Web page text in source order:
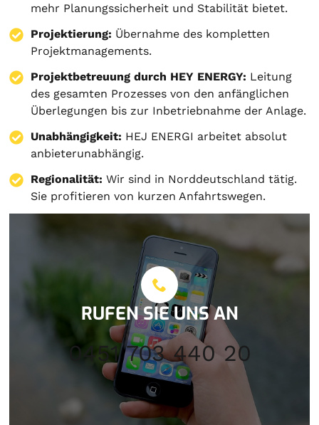
mehr Planungssicherheit und Stabilität bietet.
Projektierung: Übernahme des kompletten
Projektmanagements.
Projektbetreuung durch HEY ENERGY: Leitung
des gesamten Prozesses von den anfänglichen
Überlegungen bis zur Inbetriebnahme der Anlage.
Unabhängigkeit: HEJ ENERGI arbeitet absolut
anbieterunabhängig.
Regionalität: Wir sind in Norddeutschland tätig.
Sie profitieren von kurzen Anfahrtswegen.
RUFEN SIE UNS AN
0451 703 440 20